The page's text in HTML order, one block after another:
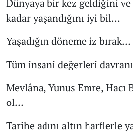
Dünyaya bir kez geldiğini
kadar yaşandığını iyi bil…
Yaşadığın döneme iz bırak…
Tüm insani değerleri
Mevlâna, Yunus Emre, Hacı
ol…
Tarihe adını altın harflerle